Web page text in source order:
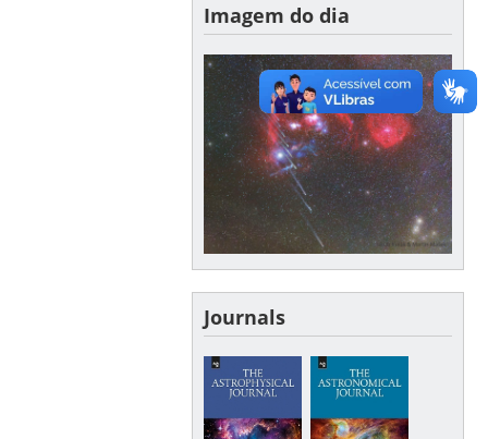
Imagem do dia
Journals